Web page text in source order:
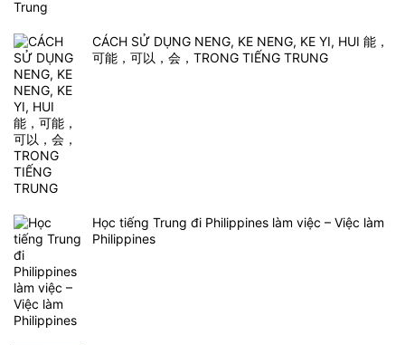
CÁCH SỬ DỤNG NENG, KE NENG, KE YI, HUI 能，
可能，可以，会，TRONG TIẾNG TRUNG
Học tiếng Trung đi Philippines làm việc – Việc làm
Philippines